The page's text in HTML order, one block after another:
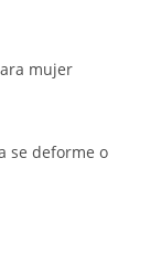
mujer
se deforme o